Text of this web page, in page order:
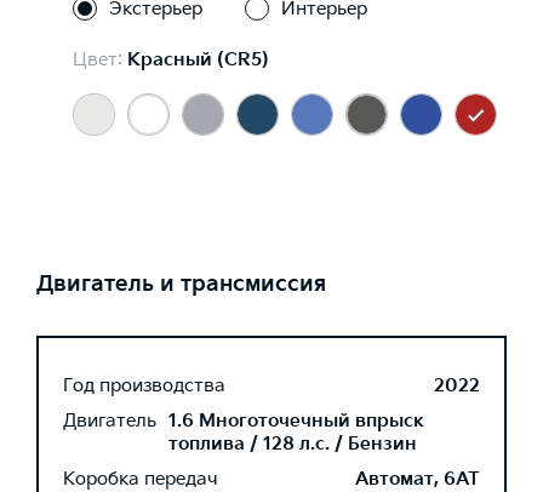
Экстерьер Интерьер
Цвет: Красный (CR5)
Двигатель и трансмиссия
Год производства
2022
Двигатель 1.6 Многоточечный впрыск
топлива / 128 л.с. / Бензин
Коробка передач
Автомат, 6AT